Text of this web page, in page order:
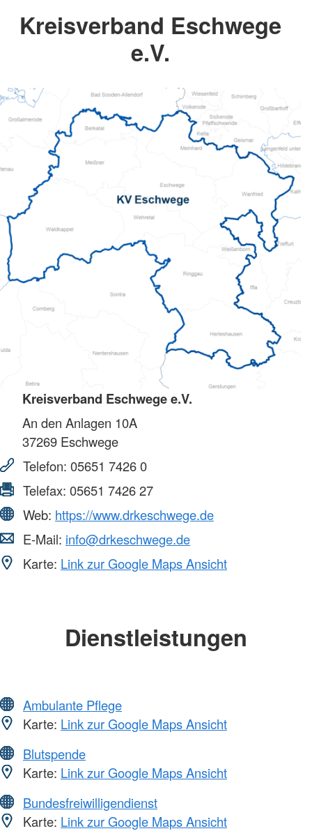
Kreisverband Eschwege
e.V.
Kreisverband Eschwege e.V.
An den Anlagen 10A
37269 Eschwege
Telefon: 05651 7426 0
Telefax: 05651 7426 27
Web: https://www.drkeschwege.de
E-Mail: info@drkeschwege.de
Karte: Link zur Google Maps Ansicht
Dienstleistungen
Ambulante Pflege
Karte: Link zur Google Maps Ansicht
Blutspende
Karte: Link zur Google Maps Ansicht
Bundesfreiwilligendienst
Karte: Link zur Google Maps Ansicht